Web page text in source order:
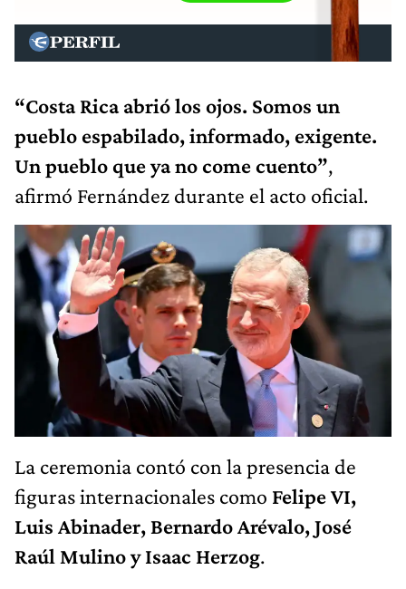
“Costa Rica abrió los ojos. Somos un
pueblo espabilado, informado, exigente.
Un pueblo que ya no come cuento”,
afirmó Fernández durante el acto oficial.
La ceremonia contó con la presencia de
figuras internacionales como Felipe VI,
Luis Abinader, Bernardo Arévalo, José
Raúl Mulino y Isaac Herzog.